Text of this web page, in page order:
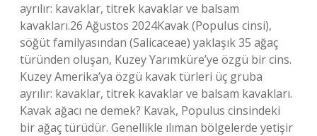
ayrılır: kavaklar, titrek kavaklar ve balsam
kavakları.26 Ağustos 2024Kavak (Populus cinsi),
söğüt familyasından (Salicaceae) yaklaşık 35 ağaç
türünden oluşan, Kuzey Yarımküre’ye özgü bir cins.
Kuzey Amerika’ya özgü kavak türleri üç gruba
ayrılır: kavaklar, titrek kavaklar ve balsam kavakları.
Kavak ağacı ne demek? Kavak, Populus cinsindeki
bir ağaç türüdür. Genellikle ılıman bölgelerde yetişir